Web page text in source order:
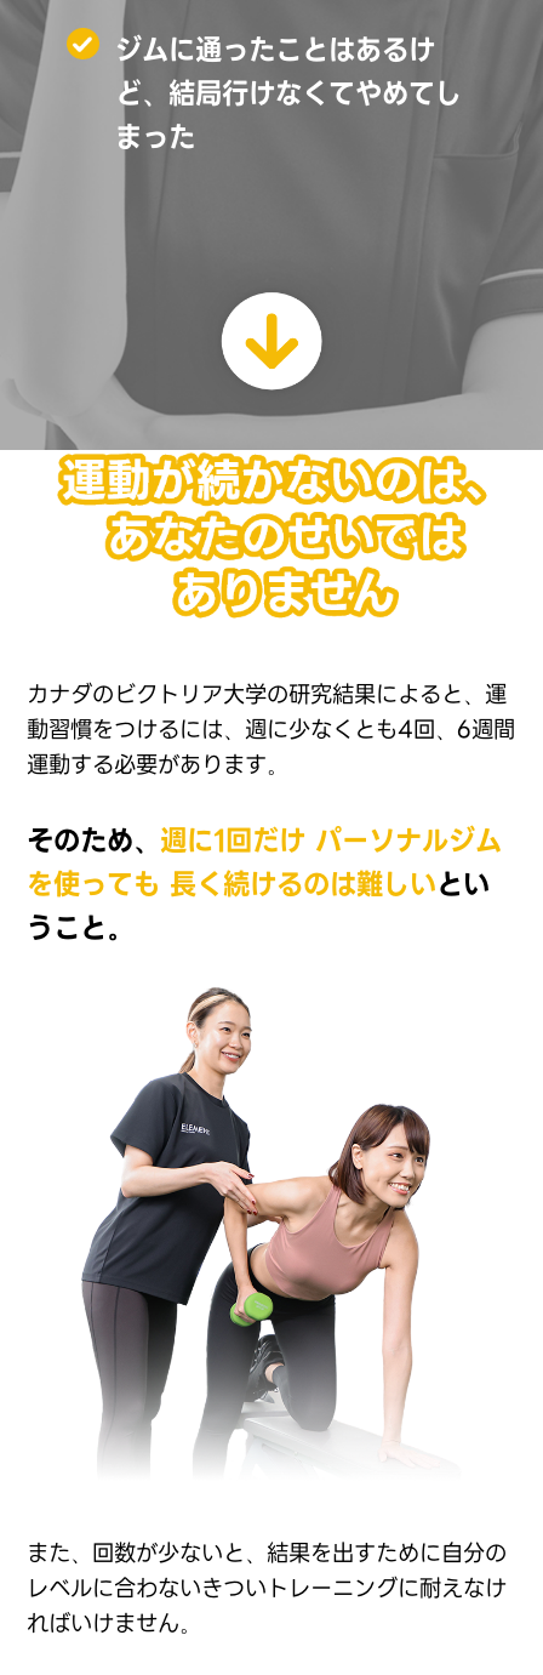
ジムに通ったことはあるけ
ど、結局行けなくてやめてし
まった
また、回数が少ないと、結果を出すために自分の
レベルに合わないきついトレーニングに耐えなけ
ればいけません。
カナダのビクトリア大学の研究結果によると、運
動習慣をつけるには、週に少なくとも4回、6週間
運動する必要があります。
そのため、週に1回だけ パーソナルジム
を使っても 長く続けるのは難しいとい
うこと。